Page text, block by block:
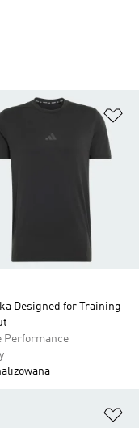
życzeń
Designed for Training
Performance